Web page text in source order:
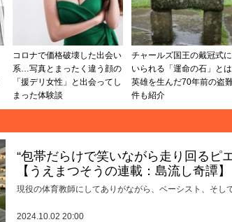
コロナで価格破壊した出会い
系…写真とまったく違う顔の
「援デリ女性」と出会ってし
まった体験談
チャールズ国王の戴冠式
いられる「運命の石」とは
英雄を生んだ70年前の盗
件も紹介
“包帯だらけで笑いながら走り回るピ
【うえまつそうの連載：島流し奇譚】
現役の体育教師にしてありがながら、ベーシスト、そし
2024.10.02 20:00